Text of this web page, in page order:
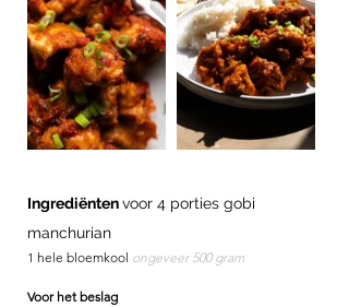
Ingrediënten voor 4 porties gobi
manchurian
1 hele bloemkool ongeveer 500 gram
Voor het beslag